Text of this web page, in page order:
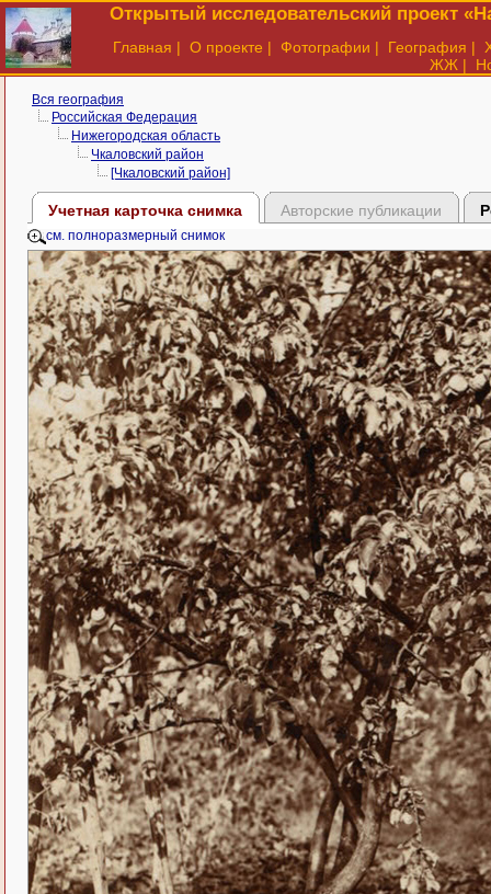
Открытый исследовательский проект
Главная | О проекте | Фотографии | География |
ЖЖ |
Вся география
Российская Федерация
Нижегородская область
Чкаловский район
[Чкаловский район]
Учетная карточка снимка Авторские публикации
см. полноразмерный снимок